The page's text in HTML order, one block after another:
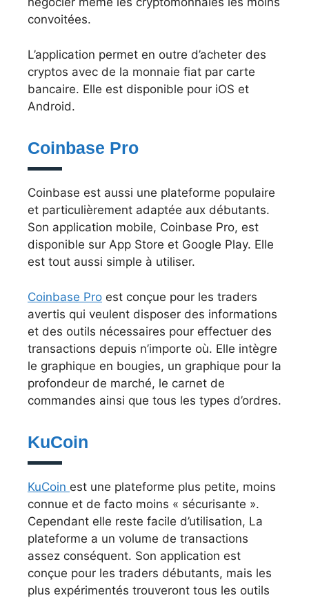
convoitées.
L’application permet en outre d’acheter des
cryptos avec de la monnaie fiat par carte
bancaire. Elle est disponible pour iOS et
Android.
Coinbase Pro
Coinbase est aussi une plateforme populaire
et particulièrement adaptée aux débutants.
Son application mobile, Coinbase Pro, est
disponible sur App Store et Google Play. Elle
est tout aussi simple à utiliser.
Coinbase Pro est conçue pour les traders
avertis qui veulent disposer des informations
et des outils nécessaires pour effectuer des
transactions depuis n’importe où. Elle intègre
le graphique en bougies, un graphique pour la
profondeur de marché, le carnet de
commandes ainsi que tous les types d’ordres.
KuCoin
KuCoin est une plateforme plus petite, moins
connue et de facto moins « sécurisante ».
Cependant elle reste facile d’utilisation, La
plateforme a un volume de transactions
assez conséquent. Son application est
conçue pour les traders débutants, mais les
plus expérimentés trouveront tous les outils